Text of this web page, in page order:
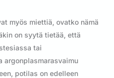
myös miettiä, ovatko nämä
on syytä tietää, että
tai
argonplasmarasvaimu
potilas on edelleen